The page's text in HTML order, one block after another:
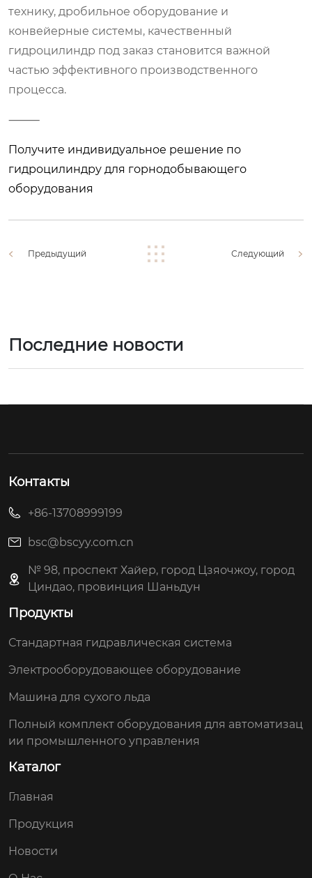
технику, дробильное оборудование и
конвейерные системы, качественный
гидроцилиндр под заказ становится важной
частью эффективного производственного
процесса.
⸻
Получите индивидуальное решение по
гидроцилиндру для горнодобывающего
оборудования
Предыдущий Следующий
Последние новости
Контакты
+86-13708999199
bsc@bscyy.com.cn
№ 98, проспект Хайер, город Цзяочжоу, город
Циндао, провинция Шаньдун
Продукты
Стандартная гидравлическая система
Электрооборудовающее оборудование
Машина для сухого льда
Полный комплект оборудования для автоматизац
ии промышленного управления
Каталог
Главная
Продукция
Новости